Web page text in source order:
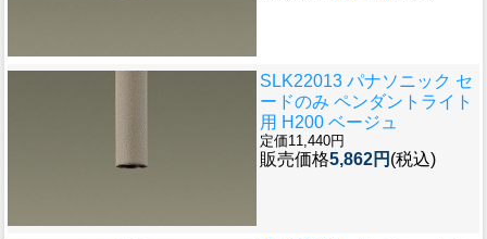
SLK22013 パナソニック セ
ードのみ ペンダントライト
用 H200 ベージュ
定価11,440円
販売価格5,862円 (税込)